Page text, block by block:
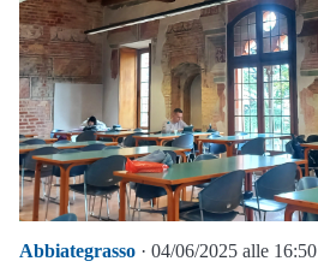
Abbiategrasso · 04/06/2025 alle 16:50